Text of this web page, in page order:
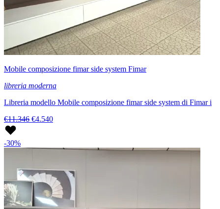
Mobile composizione fimar side system Fimar
libreria moderna
Libreria modello Mobile composizione fimar side system di Fimar i
€11.346 €4.540
-30%